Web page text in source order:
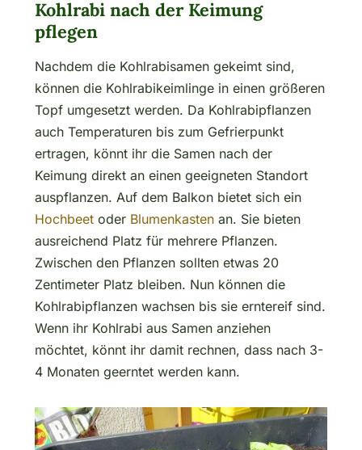
Kohlrabi nach der Keimung
pflegen
Nachdem die Kohlrabisamen gekeimt sind,
können die Kohlrabikeimlinge in einen größeren
Topf umgesetzt werden. Da Kohlrabipflanzen
auch Temperaturen bis zum Gefrierpunkt
ertragen, könnt ihr die Samen nach der
Keimung direkt an einen geeigneten Standort
auspflanzen. Auf dem Balkon bietet sich ein
Hochbeetoder Blumenkastenan. Sie bieten
ausreichend Platz für mehrere Pflanzen.
Zwischen den Pflanzen sollten etwas 20
Zentimeter Platz bleiben. Nun können die
Kohlrabipflanzen wachsen bis sie erntereif sind.
Wenn ihr Kohlrabi aus Samen anziehen
möchtet, könnt ihr damit rechnen, dass nach 3-
4 Monaten geerntet werden kann.